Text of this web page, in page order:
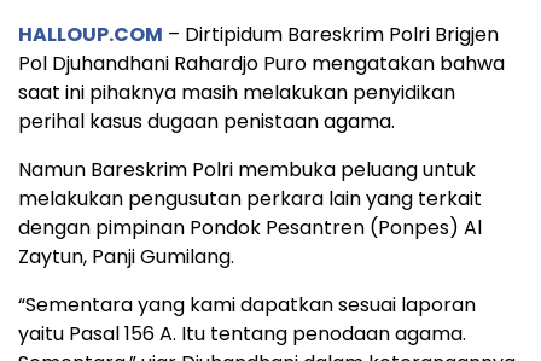
HALLOUP.COM – Dirtipidum Bareskrim Polri Brigjen
Pol Djuhandhani Rahardjo Puro mengatakan bahwa
saat ini pihaknya masih melakukan penyidikan
perihal kasus dugaan penistaan agama.
Namun Bareskrim Polri membuka peluang untuk
melakukan pengusutan perkara lain yang terkait
dengan pimpinan Pondok Pesantren (Ponpes) Al
Zaytun, Panji Gumilang.
“Sementara yang kami dapatkan sesuai laporan
yaitu Pasal 156 A. Itu tentang penodaan agama.